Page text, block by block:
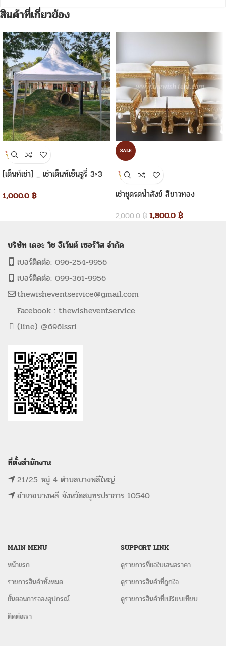
สินค้าที่เกี่ยวข้อง
[เต็นท์เช่า] _ เช่าเต็นท์เซ็นจูรี่ 3×3
1,000.0 ฿
SALE
เช่าชุดรดน้ำสังข์ สีขาวทอง
2,000.0฿ 1,800.0 ฿
บริษัท เดอะ วิช อีเว้นต์ เซอร์วิส จำกัด
เบอร์ติดต่อ: 096-254-9956
เบอร์ติดต่อ: 099-361-9956
thewisheventservice@gmail.com
Facebook : thewisheventservice
(line) @696lssri
ที่ตั้งสำนักงาน
21/25 หมู่ 4 ตำบลบางพลีใหญ่
อำเภอบางพลี จังหวัดสมุทรปราการ 10540
MAIN MENU
หน้าแรก
รายการสินค้าทั้งหมด
ขั้นตอนการจองอุปกรณ์
ติดต่อเรา
SUPPORT LINK
ดูรายการที่ขอใบเสนอราคา
ดูรายการสินค้าที่ถูกใจ
ดูรายการสินค้าที่เปรียบเทียบ